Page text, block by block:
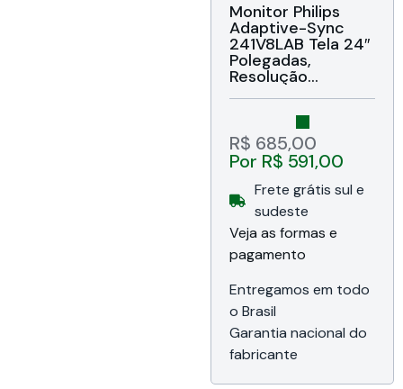
Monitor Philips
Adaptive-Sync
241V8LAB Tela 24″
Polegadas,
Resolução
1920×1080 pixels,
Contraste 4000:1,
Brilho 250cd/m²,
DisplayPort / VESA
/ HDMI / Slot para
Trava de
Segurança, Bivolt ,
Garantia e suporte
de 12 meses da
Philips do Brasil
R$ 685,00
Por R$ 591,00
Frete grátis sul e
sudeste
Veja as formas e
pagamento
Entregamos em todo
o Brasil
Garantia nacional do
fabricante